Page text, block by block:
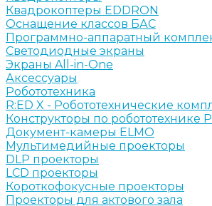
Квадрокоптеры EDDRON
Оснащение классов БАС
Программно-аппаратный
Светодиодные экраны
Экраны All-in-One
Аксессуары
Робототехника
R:ED X - Робототехнические
Конструкторы по
Документ-камеры ELMO
Мультимедийные проекторы
DLP проекторы
LCD проекторы
Короткофокусные проекторы
Проекторы для актового зала